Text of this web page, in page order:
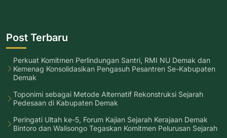
Post Terbaru
Perkuat Komitmen Perlindungan Santri, RMI NU Demak dan
Kemenag Konsolidasikan Pengasuh Pesantren Se-Kabupaten
Demak
Toponimi sebagai Metode Alternatif Rekonstruksi Sejarah
Pedesaan di Kabupaten Demak
Peringati Ultah ke-5, Forum Kajian Sejarah Kerajaan Demak
Bintoro dan Walisongo Tegaskan Komitmen Pelurusan Sejarah